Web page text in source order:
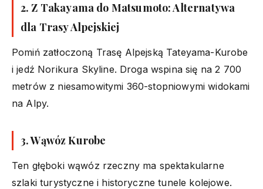
2. Z Takayama do Matsumoto: Alternatywa
dla Trasy Alpejskiej
Pomiń zatłoczoną Trasę Alpejską Tateyama-Kurobe
i jedź Norikura Skyline. Droga wspina się na 2 700
metrów z niesamowitymi 360-stopniowymi widokami
na Alpy.
3. Wąwóz Kurobe
Ten głęboki wąwóz rzeczny ma spektakularne
szlaki turystyczne i historyczne tunele kolejowe.